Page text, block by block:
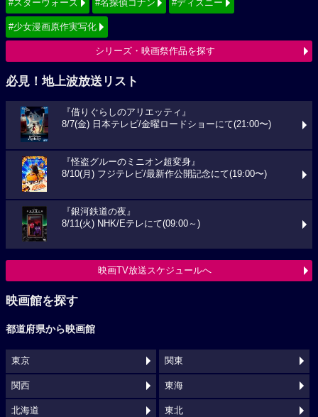
#スターウォーズ #名探偵コナン #ディズニー
#少女漫画原作実写化
シリーズ・映画祭作品を探す
必見！地上波放送リスト
『借りぐらしのアリエッティ』
8/7(金) 日本テレビ/金曜ロードショーにて(21:00〜)
『怪盗グルーのミニオン超変身』
8/10(月) フジテレビ/最新作公開記念にて(19:00〜)
『銀河鉄道の夜』
8/11(火) NHK/Eテレにて(09:00～)
映画TV放送スケジュールへ
映画館を探す
都道府県から映画館
東京 関東
関西 東海
北海道 東北